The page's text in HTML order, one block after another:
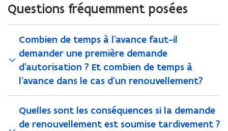
Questions fréquemment posées
Combien de temps à l’avance faut-il
demander une première demande
d’autorisation ? Et combien de temps à
l’avance dans le cas d’un renouvellement?
Quelles sont les conséquences si la demande
de renouvellement est soumise tardivement ?